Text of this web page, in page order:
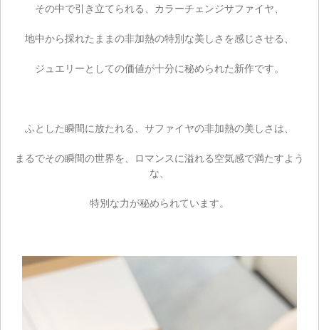
その中で引き立てられる、カラーチェンジサファイヤ、
地中から採れたままの非加熱の特別な美しさを感じさせる、
ジュエリーとしての価値が十分に秘められた新作です。
ふとした瞬間に放たれる、サファイヤの非加熱の美しさは、
まるでその瞬間の世界を、ロマンスに溢れる空気感で満たすよう
な、
特別な力が秘められています。
ご注文手続き
カートを見る